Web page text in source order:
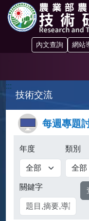
跳到主要內容區塊
內文查詢 網站
:::
技術交流
每週專題
年度 類別
關鍵字